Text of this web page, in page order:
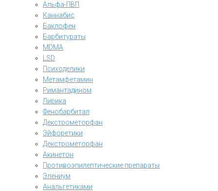
Альфа-ПВП
Каннабис
Баклофен
Барбитураты
MDMA
LSD
Психоделики
Метамфетамин
Римантадином
Лирика
Фенобарбитал
Декстрометорфан
Эйфоретики
Декстрометорфан
Акинетон
Противоэпилептические препараты
Элениум
Анальгетиками